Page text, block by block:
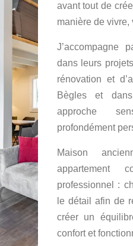
avant tout de
manière de vivre,
J’accompagne
dans leurs
rénovation et
Bègleset dans
approche
profondément
Maison
appartement
professionnel :
le détail afin de
créer un
confort et